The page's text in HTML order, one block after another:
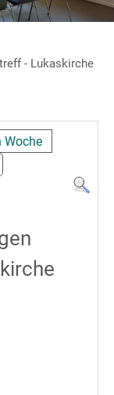
- Lukaskirche
Woche